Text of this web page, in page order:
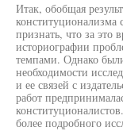
Итак, обобщая
конституционализма
признать, что за это
историографии
темпами. Однако
необходимости
и ее связей с
работ
более подробного